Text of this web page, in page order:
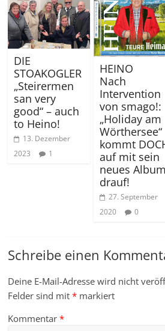
DIE
STOAKOGLER
„Steirermen
san very
good“ – auch
to Heino!
13. Dezember
2023
1
HEINO
Nach
Intervention
von smago!:
„Holiday am
Wörthersee“
kommt
auf mit sein
neues Album
drauf!
27. September
2020
0
Schreibe einen
Deine E-Mail-Adresse wird nicht
Felder sind mit* markiert
Kommentar*